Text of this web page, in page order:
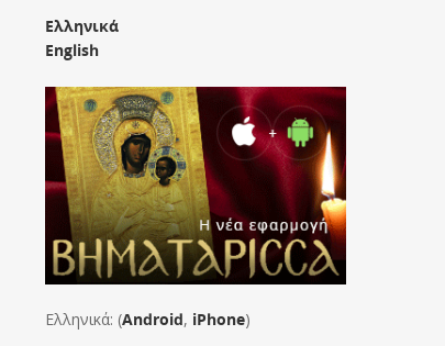
Ελληνικά
English
Ελληνικά: (Android, iPhone)